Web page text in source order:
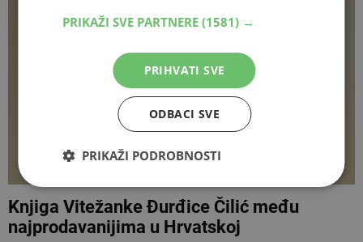
Knjiga Vitežanke Đurđice Čilić među
najprodavanijima u Hrvatskoj
PRIKAŽI SVE PARTNERE (1581) →
PRIHVATI SVE
ODBACI SVE
PRIKAŽI PODROBNOSTI